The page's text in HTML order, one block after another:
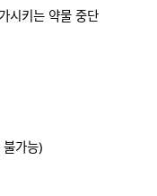
시키는 약물 중단
가능)